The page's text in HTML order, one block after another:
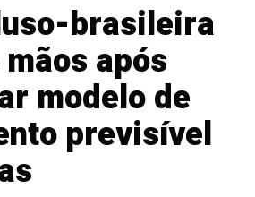
brasileira
após
modelo de
previsível